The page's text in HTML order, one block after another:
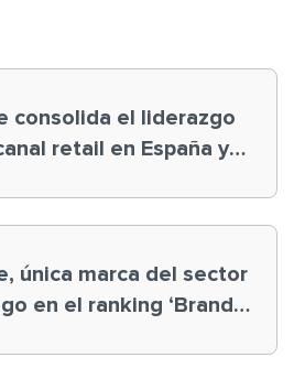
consolida el liderazgo
retail en España y
única marca del sector
en el ranking ‘Brand